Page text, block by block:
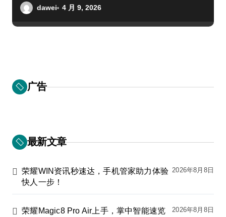
dawei 4 月 9, 2026
广告
最新文章
荣耀WIN资讯秒速达，手机管家助力体验
快人一步！
2026年8月8日
荣耀Magic8 Pro Air上手，掌中智能速览
2026年8月8日